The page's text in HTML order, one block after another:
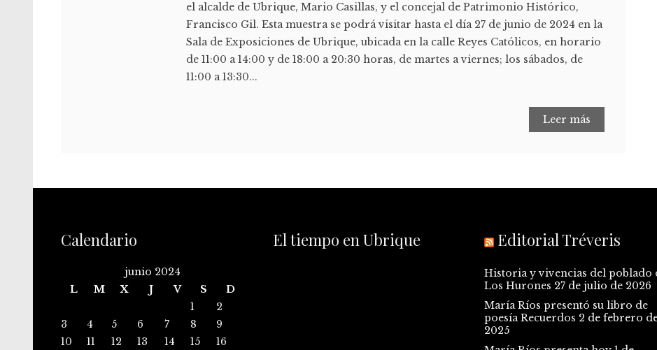
el alcalde de Ubrique, Mario Casillas, y el concejal de Patrimonio Histórico,
Francisco Gil. Esta muestra se podrá visitar hasta el día 27 de junio de 2024 en la
Sala de Exposiciones de Ubrique, ubicada en la calle Reyes Católicos, en horario
de 11:00 a 14:00 y de 18:00 a 20:30 horas, de martes a viernes; los sábados, de
11:00 a 13:30...
Leer más
Calendario
junio 2024
L
M X J V S
D
1
2
3
4 5 6 7 8
9
10
11 12 13 14 15 16
El tiempo en Ubrique Editorial Tréveris
Historia y vivencias del poblado
Los Hurones 27 de julio de 2026
María Ríos presentó su libro de
poesía Recuerdos 2 de febrero
2025